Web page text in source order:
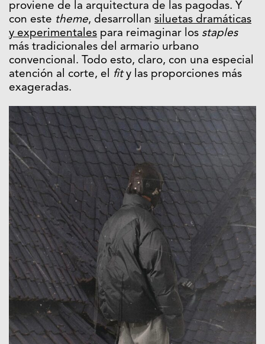
proviene de la arquitectura de las pagodas. Y
con este theme, desarrollan siluetas dramáticas
y experimentales para reimaginar los staples
más tradicionales del armario urbano
convencional. Todo esto, claro, con una especial
atención al corte, el fity las proporciones más
exageradas.